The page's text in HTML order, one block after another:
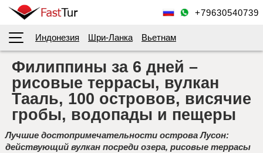
+79630540739
Индонезия Шри-Ланка Вьетнам
Филиппины за 6 дней –
рисовые террасы, вулкан
Тааль, 100 островов, висячие
гробы, водопады и пещеры
Лучшие достопримечательности острова Лусон:
действующий вулкан посреди озера, рисовые террасы